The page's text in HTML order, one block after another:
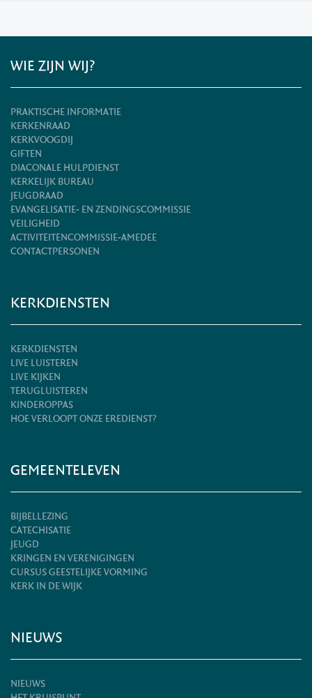
WIE ZIJN WIJ?
PRAKTISCHE INFORMATIE
KERKENRAAD
KERKVOOGDIJ
GIFTEN
DIACONALE HULPDIENST
KERKELIJK BUREAU
JEUGDRAAD
EVANGELISATIE- EN ZENDINGSCOMMISSIE
VEILIGHEID
ACTIVITEITENCOMMISSIE-AMEDEE
CONTACTPERSONEN
KERKDIENSTEN
KERKDIENSTEN
LIVE LUISTEREN
LIVE KIJKEN
TERUGLUISTEREN
KINDEROPPAS
HOE VERLOOPT ONZE EREDIENST?
GEMEENTELEVEN
BIJBELLEZING
CATECHISATIE
JEUGD
KRINGEN EN VERENIGINGEN
CURSUS GEESTELIJKE VORMING
KERK IN DE WIJK
NIEUWS
NIEUWS